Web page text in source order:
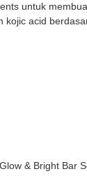
untuk
kojic acid
& Bright Bar